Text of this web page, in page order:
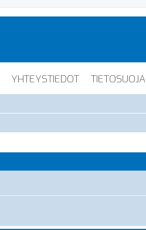
YHTEYSTIEDOT TIETOSUOJA